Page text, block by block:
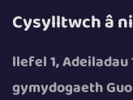
Cysylltwch â ni
llefel 1, Adeiladau
gymydogaeth